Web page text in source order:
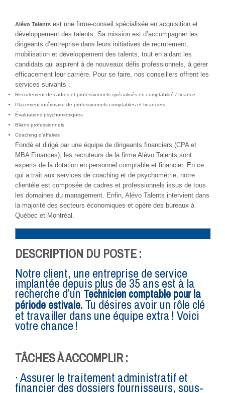
Alévo Talents est une firme-conseil spécialisée en acquisition et
développement des talents. Sa mission est d’accompagner les
dirigeants d’entreprise dans leurs initiatives de recrutement,
mobilisation et développement des talents, tout en aidant les
candidats qui aspirent à de nouveaux défis professionnels, à gérer
efficacement leur carrière. Pour se faire, nos conseillers offrent les
services suivants :
Recrutement de cadres et professionnels spécialisés en comptabilité / finance
Placement intérimaire de professionnels comptables et financiers
Évaluations psychométriques
Bilans professionnels
Coaching d’affaires
Fondé et dirigé par une équipe de dirigeants financiers (CPA et
MBA Finances), les recruteurs de la firme Alévo Talents sont
experts de la dotation en personnel comptable et financier. En ce
qui a trait aux services de coaching et de psychométrie, notre
clientèle est composée de cadres et professionnels issus de tous
les domaines du management. Enfin, Alévo Talents intervient dans
la majorité des secteurs économiques et opère des bureaux à
Québec et Montréal.
DESCRIPTION DU POSTE :
Notre client, une entreprise de service
implantée depuis plus de 35 ans est à la
recherche d’unTechnicien comptable pour la
période estivale. Tu désires avoir un rôle clé
et travailler dans une équipe extra ! Voici
votre chance !
TÂCHES À ACCOMPLIR :
· Assurer le traitement administratif et
financier des dossiers fournisseurs, sous-